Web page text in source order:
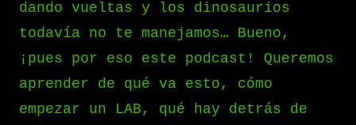
dando vueltas y los dinosaurios
todavía no te manejamos… Bueno,
¡pues por eso este podcast! Queremos
aprender de qué va esto, cómo
empezar un LAB, qué hay detrás de